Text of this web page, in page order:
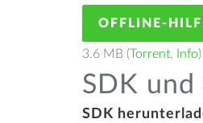
OFFLINE-
3.6 MB (Torrent, Info)
SDK
SDK